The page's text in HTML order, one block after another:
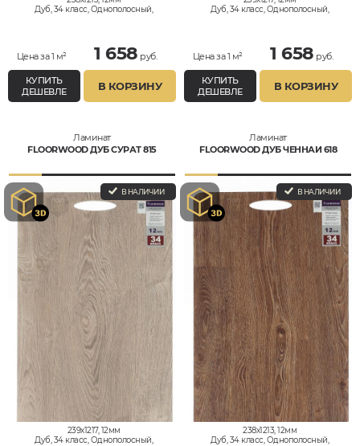
Дуб, 34 класс, Однополосный,
Цена за 1 м² 1 658 руб.
КУПИТЬ
ДЕШЕВЛЕ
В КОРЗИНУ
Дуб, 34 класс, Однополосный,
Цена за 1 м² 1 658 руб.
КУПИТЬ
ДЕШЕВЛЕ
В КОРЗИНУ
Ламинат
FLOORWOOD ДУБ СУРАТ 815
В НАЛИЧИИ
239x1217, 12мм
Дуб, 34 класс, Однополосный,
Ламинат
FLOORWOOD ДУБ ЧЕННАИ 618
В НАЛИЧИИ
238x1213, 12мм
Дуб, 34 класс, Однополосный,